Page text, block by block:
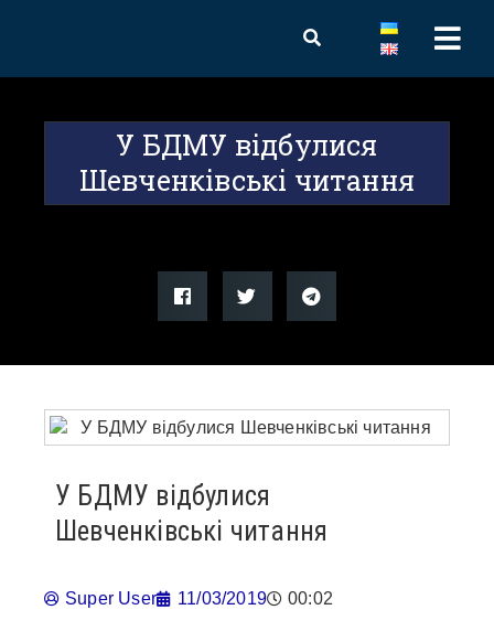
У БДМУ відбулися
Шевченківські читання
У БДМУ відбулися
Шевченківські читання
Super User 11/03/2019 00:02